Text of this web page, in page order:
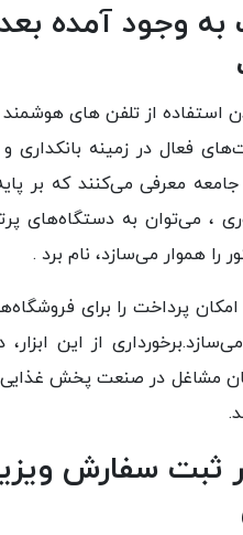
به وجود آمده
استفاده از تلفن های
فعال در زمینه
جامعه معرفی می‌کنند که بر
، می‌توان به دستگاه‌های
را هموار می‌سازد، نام برد .
پرداخت را برای
می‌سازد.برخورداری از این
مشاغل در صنعت پخش غذایی
ثبت سفارش